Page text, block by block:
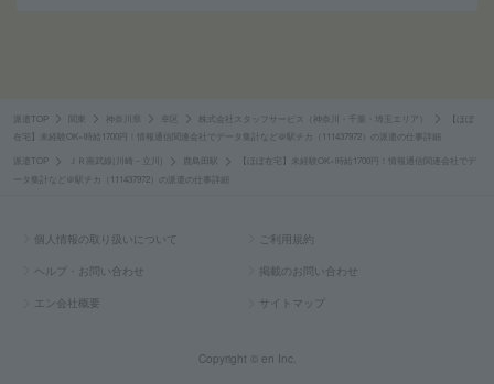
派遣TOP 関東 神奈川県 幸区 株式会社スタッフサービス（神奈川・千葉・埼玉エリア）
【ほぼ
在宅】未経験OK×時給1700円！情報通信関連会社でデータ集計など＠駅チカ（111437972）の派遣の仕事詳細
派遣TOP ＪＲ南武線(川崎－立川) 鹿島田駅
【ほぼ在宅】未経験OK×時給1700円！情報通信関連会社でデ
ータ集計など＠駅チカ（111437972）の派遣の仕事詳細
個人情報の取り扱いについて ご利用規約
ヘルプ・お問い合わせ 掲載のお問い合わせ
エン会社概要 サイトマップ
Copyright © en Inc.